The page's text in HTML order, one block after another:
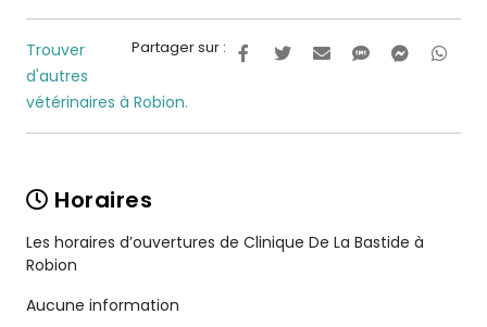
Partager sur :
Trouver
d'autres
vétérinaires à Robion.
Horaires
Les horaires d’ouvertures de Clinique De La Bastide à
Robion
Aucune information